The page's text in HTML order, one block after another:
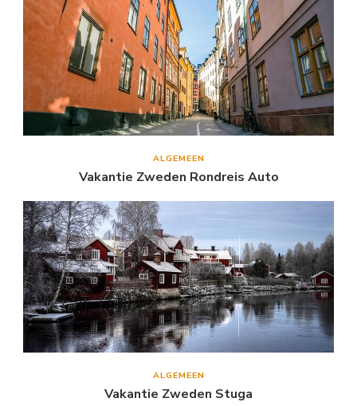
ALGEMEEN
Vakantie Zweden Rondreis Auto
ALGEMEEN
Vakantie Zweden Stuga